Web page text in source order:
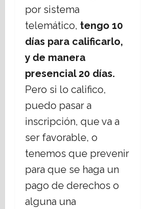
por sistema
telemático, tengo 10
días para calificarlo,
y de manera
presencial 20 días.
Pero si lo califico,
puedo pasar a
inscripción, que va a
ser favorable, o
tenemos que prevenir
para que se haga un
pago de derechos o
alguna una